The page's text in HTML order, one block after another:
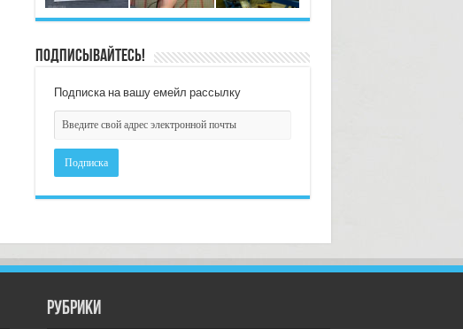
Подписывайтесь!
Подписка на вашу емейл рассылку
РУбрики